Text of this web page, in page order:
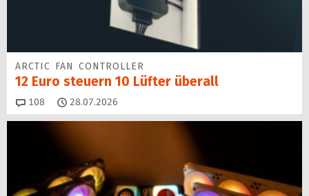
ARCTIC FAN CONTROLLER
12 Euro steuern 10 Lüfter überall
108 Kommentare
28.07.2026